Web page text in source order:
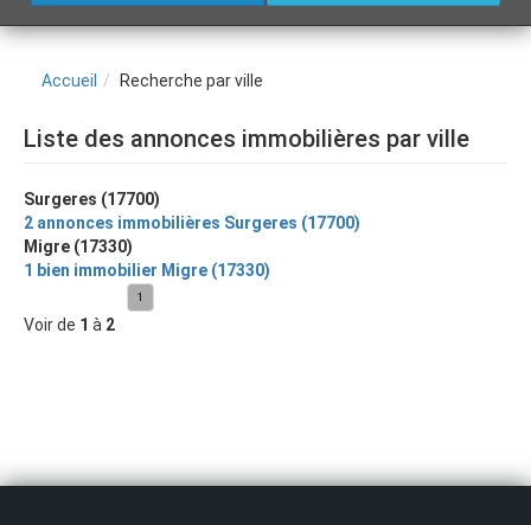
Accueil Recherche par ville
Liste des annonces immobilières par ville
Surgeres (17700)
2 annonces immobilières Surgeres (17700)
Migre (17330)
1 bien immobilier Migre (17330)
Voir de 1 à 2
1